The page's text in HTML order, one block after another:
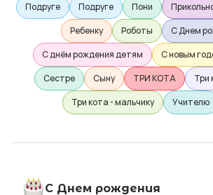
С Днем рождения
Подруге
Подруге Пони
Ребенку
Роботы
С Днем
С днём рождения детям
С новым
Сестре
Сыну ТРИ КОТА
Три
Три кота - мальчику
Учителю